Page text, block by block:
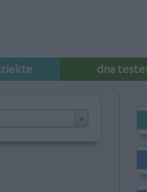
ziekte dna